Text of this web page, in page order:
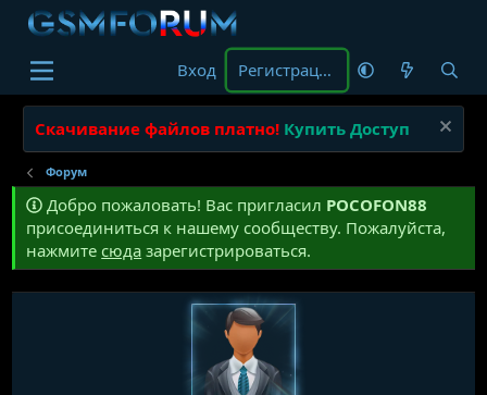
Вход Регистрация
Скачивание файлов платно! Купить Доступ
Форум
Добро пожаловать! Вас пригласил POCOFON88
присоединиться к нашему сообществу. Пожалуйста,
нажмите сюда зарегистрироваться.